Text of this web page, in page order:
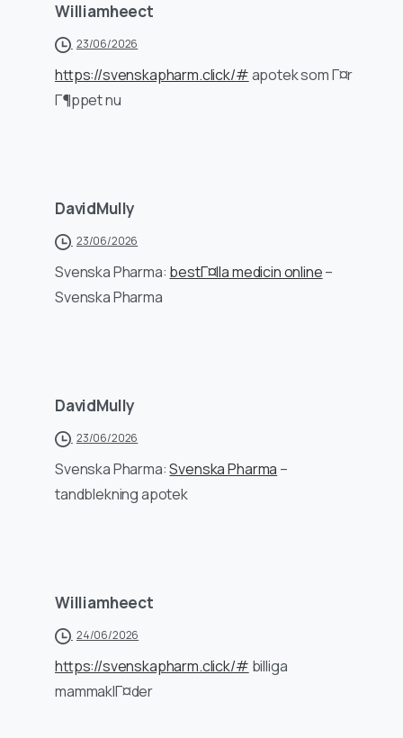
Williamheect
23/06/2026
https://svenskapharm.click/#apotek som Г¤r
Г¶ppet nu
DavidMully
23/06/2026
Svenska Pharma: bestГ¤lla medicin online–
Svenska Pharma
DavidMully
23/06/2026
Svenska Pharma:Svenska Pharma –
tandblekning apotek
Williamheect
24/06/2026
https://svenskapharm.click/# billiga
mammaklГ¤der